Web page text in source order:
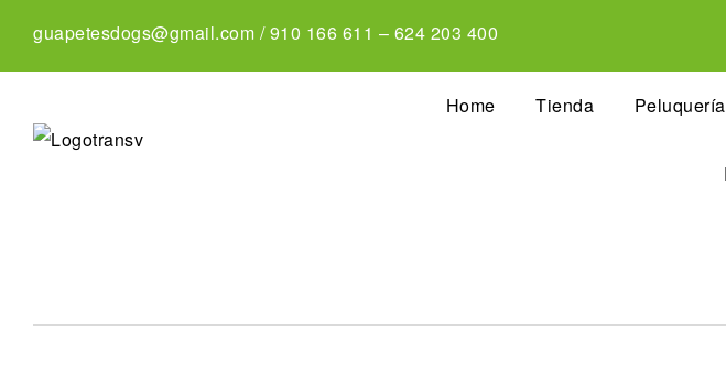
guapetesdogs@gmail.com /910 166 611 – 624 203 400
Home Tienda Peluquería